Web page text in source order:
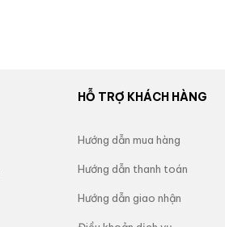
HỖ TRỢ KHÁCH HÀNG
Hướng dẫn mua hàng
Hướng dẫn thanh toán
Hướng dẫn giao nhận